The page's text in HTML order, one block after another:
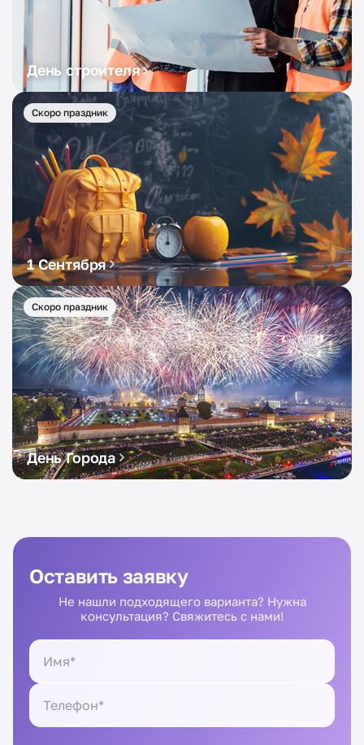
День строителя
Скоро праздник
1 Сентября
Скоро праздник
День Города
Оставить заявку
Не нашли подходящего варианта? Нужна
консультация? Свяжитесь с нами!